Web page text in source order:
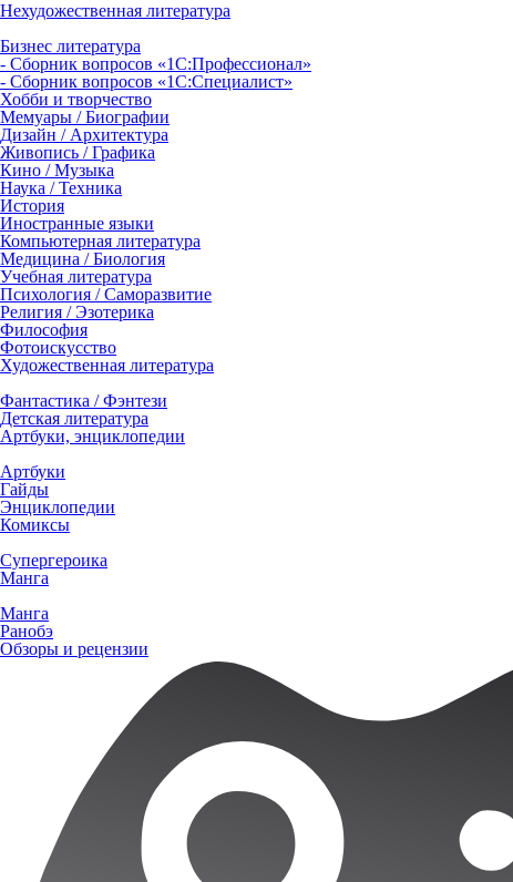
Нехудожественная литература
Бизнес литература
- Сборник вопросов «1С:Профессионал»
- Сборник вопросов «1С:Специалист»
Хобби и творчество
Мемуары / Биографии
Дизайн / Архитектура
Живопись / Графика
Кино / Музыка
Наука / Техника
История
Иностранные языки
Компьютерная литература
Медицина / Биология
Учебная литература
Психология / Саморазвитие
Религия / Эзотерика
Философия
Фотоискусство
Художественная литература
Фантастика / Фэнтези
Детская литература
Артбуки, энциклопедии
Артбуки
Гайды
Энциклопедии
Комиксы
Супергероика
Манга
Манга
Ранобэ
Обзоры и рецензии